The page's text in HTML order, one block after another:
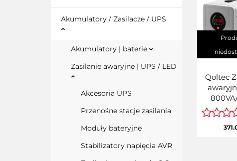
Akumulatory / Zasilacze / UPS
Akumulatory | baterie
Zasilanie awaryjne | UPS / LED
Akcesoria UPS
Przenośne stacje zasilania
Moduły bateryjne
Stabilizatory napięcia AVR
Qoltec
12/230V